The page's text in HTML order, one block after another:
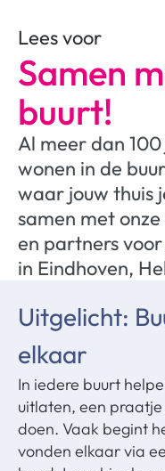
Lees voor
Samen
buurt!
Al meer dan
wonen in de
waar jouw thuis
samen met
en partners
in Eindhoven,
Uitgelicht:
elkaar
In iedere buurt
uitlaten, een
doen. Vaak begint
vonden elkaar via